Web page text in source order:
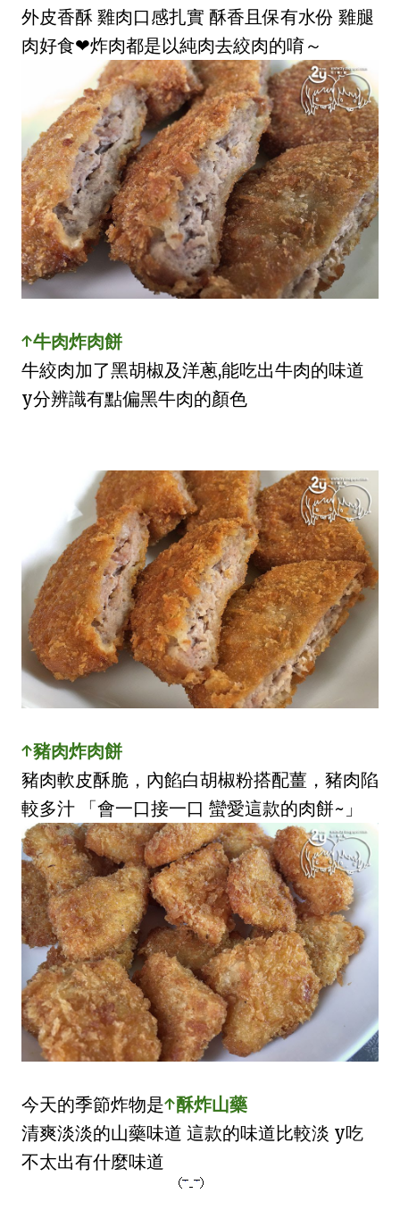
外皮香酥 雞肉口感扎實 酥香且保有水份 雞腿
肉好食❤炸肉都是以純肉去絞肉的唷～
↑牛肉炸肉餅
牛絞肉加了黑胡椒及洋蔥,能吃出牛肉的味道
y分辨識有點偏黑牛肉的顏色
↑豬肉炸肉餅
豬肉軟皮酥脆，內餡白胡椒粉搭配薑，豬肉陷
較多汁 「會一口接一口 蠻愛這款的肉餅~」
今天的季節炸物是↑酥炸山藥
清爽淡淡的山藥味道 這款的味道比較淡 y吃
不太出有什麼味道